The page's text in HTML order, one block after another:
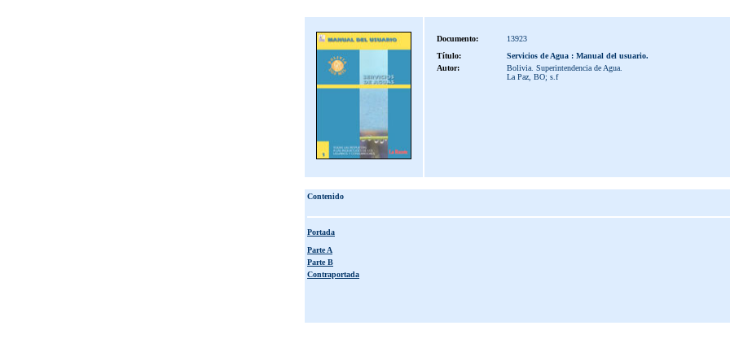
Documento:
13923
Título:
Servicios de Agua : Manual del usuario.
Autor:
Bolivia. Superintendencia de Agua.
La Paz, BO; s.f
Contenido
Portada
Parte A
Parte B
Contraportada